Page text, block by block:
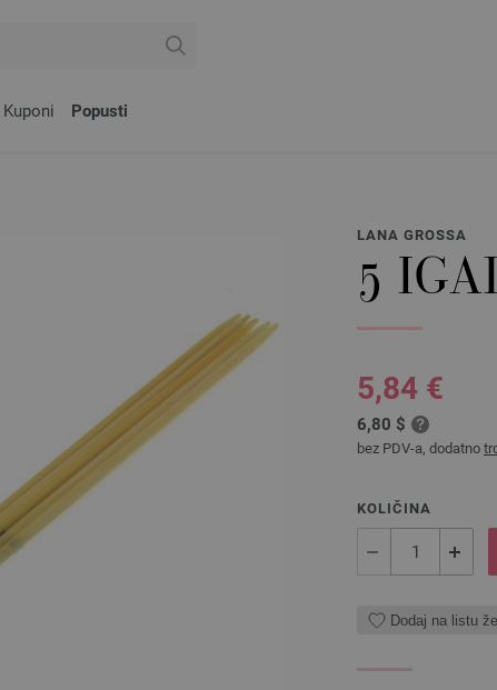
Kuponi Popusti
LANA GROSSA
5
5,84 €
6,80 $
bez PDV-a, dodatno
KOLIČINA
Dodaj na listu